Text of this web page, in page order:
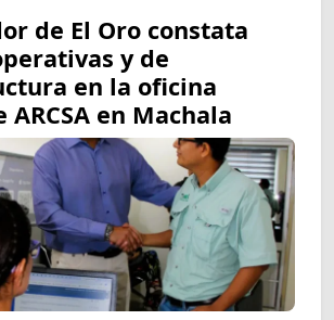
de El Oro constata
y de
en la oficina
ARCSA en Machala